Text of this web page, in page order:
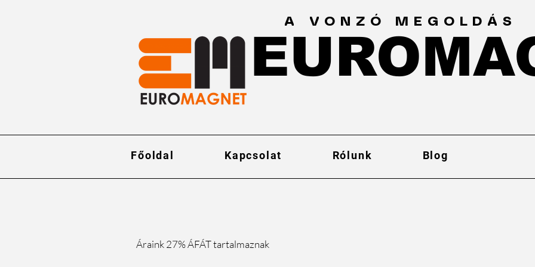
A VONZÓ MEGOLDÁS
Főoldal Kapcsolat Rólunk Blog
Áraink 27% ÁFÁT tartalmaznak